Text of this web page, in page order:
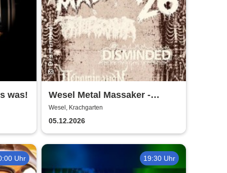
was!
Wesel Metal Massaker -
Krachgarten
Wesel, Krachgarten
05.12.2026
Uhr 19:30 Uhr